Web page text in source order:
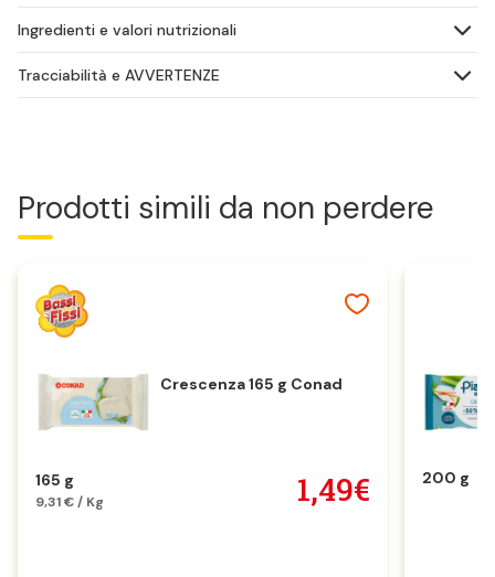
Ingredienti e valori nutrizionali
Tracciabilità e AVVERTENZE
Prodotti simili da non perdere
Crescenza 165 g Conad
165 g
9,31 € / Kg 1,49€ 200 g